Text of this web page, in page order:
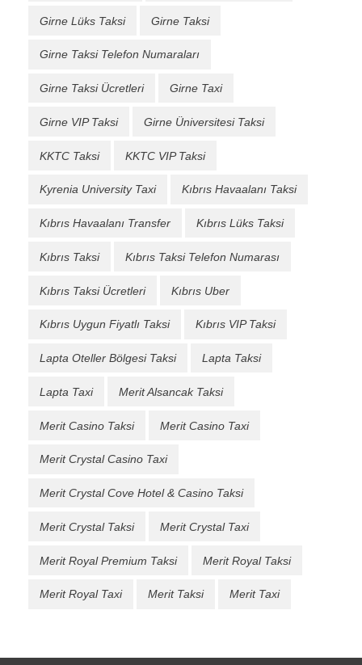
Girne Lüks Taksi Girne Taksi
Girne Taksi Telefon Numaraları
Girne Taksi Ücretleri Girne Taxi
Girne VIP Taksi Girne Üniversitesi Taksi
KKTC Taksi KKTC VIP Taksi
Kyrenia University Taxi Kıbrıs Havaalanı Taksi
Kıbrıs Havaalanı Transfer Kıbrıs Lüks Taksi
Kıbrıs Taksi Kıbrıs Taksi Telefon Numarası
Kıbrıs Taksi Ücretleri Kıbrıs Uber
Kıbrıs Uygun Fiyatlı Taksi Kıbrıs VIP Taksi
Lapta Oteller Bölgesi Taksi Lapta Taksi
Lapta Taxi Merit Alsancak Taksi
Merit Casino Taksi Merit Casino Taxi
Merit Crystal Casino Taxi
Merit Crystal Cove Hotel & Casino Taksi
Merit Crystal Taksi Merit Crystal Taxi
Merit Royal Premium Taksi Merit Royal Taksi
Merit Royal Taxi Merit Taksi Merit Taxi